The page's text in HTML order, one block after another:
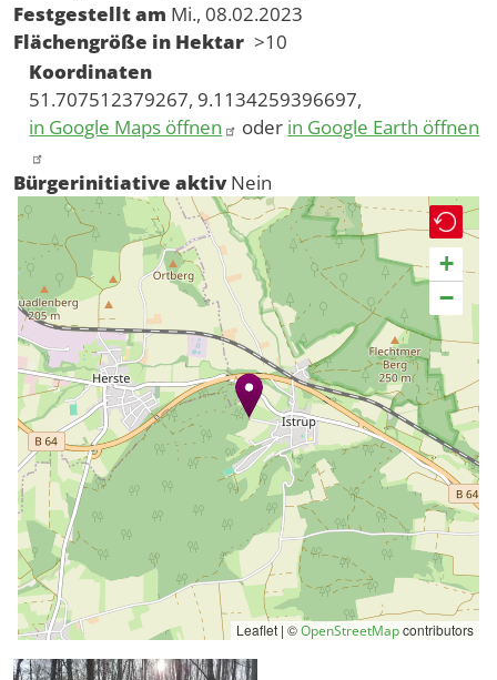
Festgestellt am Mi., 08.02.2023
Flächengröße in Hektar >10
Koordinaten
51.707512379267, 9.1134259396697,
in Google Maps öffnen
oder in Google Earth öffnen
Bürgerinitiative aktiv Nein
+
−
Leaflet | ©OpenStreetMapcontributors